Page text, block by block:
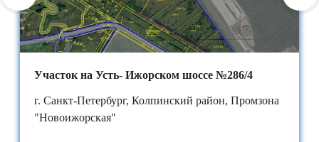
Участок на Усть- Ижорском шоссе №286/4
г. Санкт-Петербург, Колпинский район, Промзона
"Новоижорская"